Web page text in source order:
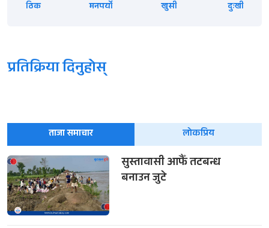
ठिक मनपर्यो खुसी दुःखी
प्रतिक्रिया दिनुहोस्
ताजा समाचार लोकप्रिय
सुस्तावासी आफैँ तटबन्ध
बनाउन जुटे